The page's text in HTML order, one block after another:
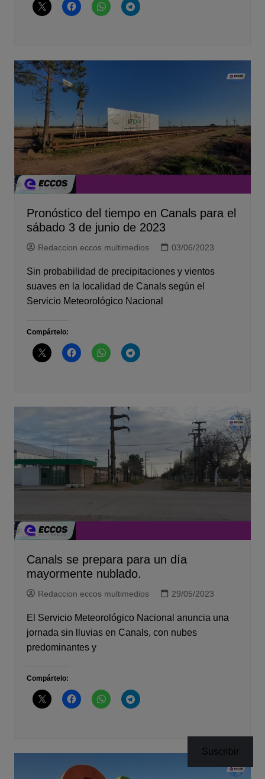
Pronóstico del tiempo en Canals para el
sábado 3 de junio de 2023
Redaccion eccos multimedios 03/06/2023
Sin probabilidad de precipitaciones y vientos
suaves en la localidad de Canals según el
Servicio Meteorológico Nacional
Compártelo:
Canals se prepara para un día
mayormente nublado.
Redaccion eccos multimedios 29/05/2023
El Servicio Meteorológico Nacional anuncia una
jornada sin lluvias en Canals, con nubes
predominantes y
Compártelo:
Suscribir